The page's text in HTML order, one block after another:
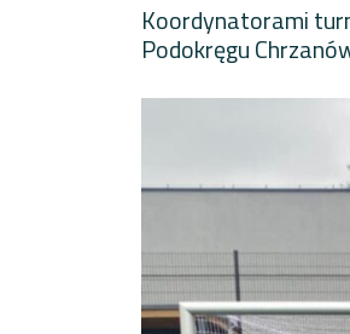
Koordynatorami
Podokręgu